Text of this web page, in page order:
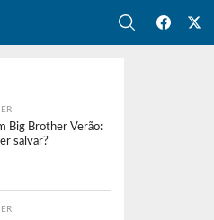
Big Brother Verão:
salvar?